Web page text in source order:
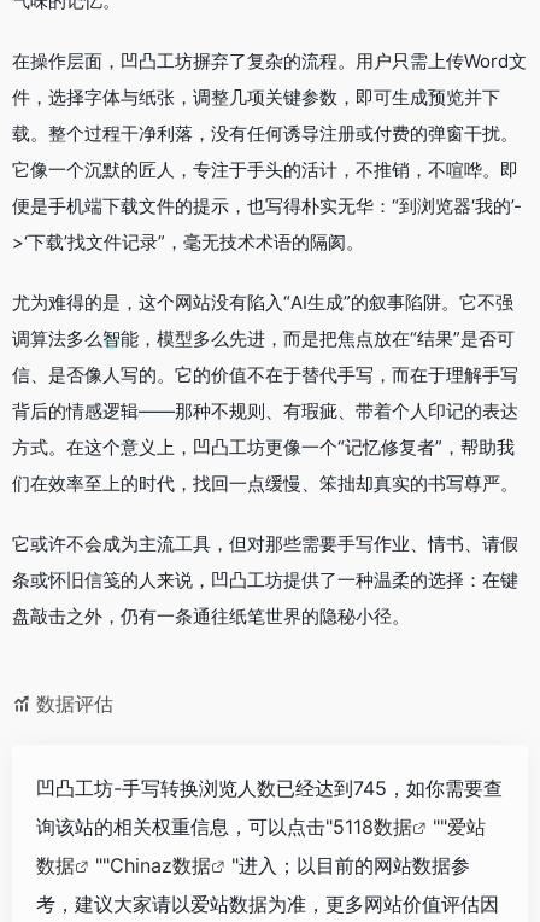
在操作层面，凹凸工坊摒弃了复杂的流程。用户只需上传Word文
件，选择字体与纸张，调整几项关键参数，即可生成预览并下
载。整个过程干净利落，没有任何诱导注册或付费的弹窗干扰。
它像一个沉默的匠人，专注于手头的活计，不推销，不喧哗。即
便是手机端下载文件的提示，也写得朴实无华：“到浏览器‘我的’-
>‘下载’找文件记录”，毫无技术术语的隔阂。
尤为难得的是，这个网站没有陷入“AI生成”的叙事陷阱。它不强
调算法多么智能，模型多么先进，而是把焦点放在“结果”是否可
信、是否像人写的。它的价值不在于替代手写，而在于理解手写
背后的情感逻辑——那种不规则、有瑕疵、带着个人印记的表达
方式。在这个意义上，凹凸工坊更像一个“记忆修复者”，帮助我
们在效率至上的时代，找回一点缓慢、笨拙却真实的书写尊严。
它或许不会成为主流工具，但对那些需要手写作业、情书、请假
条或怀旧信笺的人来说，凹凸工坊提供了一种温柔的选择：在键
盘敲击之外，仍有一条通往纸笔世界的隐秘小径。
数据评估
凹凸工坊-手写转换浏览人数已经达到745，如你需要查
询该站的相关权重信息，可以点击"5118数据 ""爱站
数据
""Chinaz数据
"进入；以目前的网站数据参
考，建议大家请以爱站数据为准，更多网站价值评估因